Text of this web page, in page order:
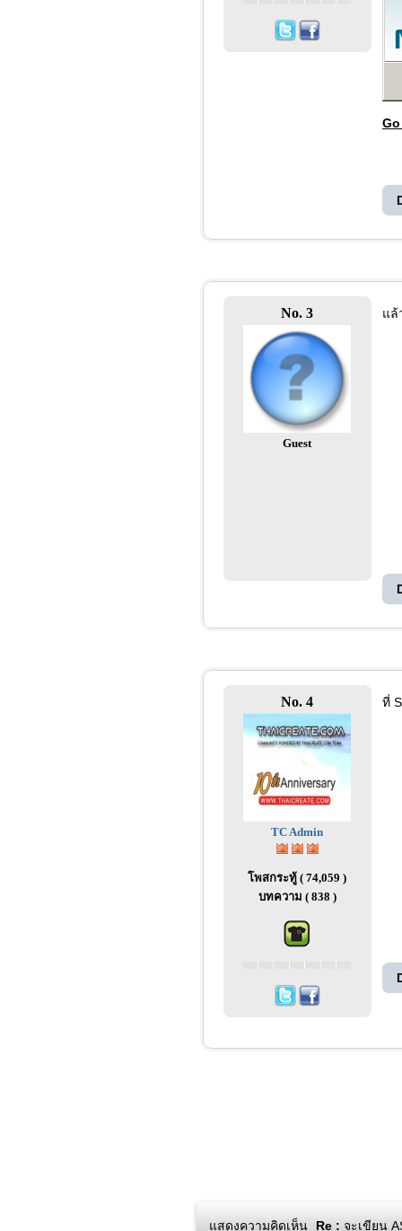
No. 3
Guest
แล้
No. 4
TC Admin
โพสกระทู้ ( 74,059 )
บทความ ( 838 )
ที่
แสดงความคิดเห็น Re : จะเขียน